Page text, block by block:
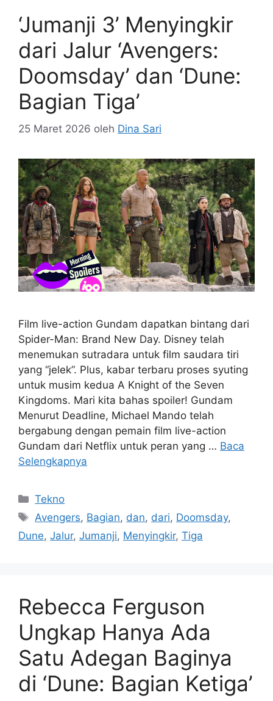
‘Jumanji 3’ Menyingkir
dari Jalur ‘Avengers:
Doomsday’ dan ‘Dune:
Bagian Tiga’
25 Maret 2026 oleh Dina Sari
Film live-action Gundam dapatkan bintang dari
Spider-Man: Brand New Day. Disney telah
menemukan sutradara untuk film saudara tiri
yang “jelek”. Plus, kabar terbaru proses syuting
untuk musim kedua A Knight of the Seven
Kingdoms. Mari kita bahas spoiler! Gundam
Menurut Deadline, Michael Mando telah
bergabung dengan pemain film live-action
Gundam dari Netflix untuk peran yang … Baca
Selengkapnya
Kategori
Tekno
Tag
Avengers, Bagian, dan, dari, Doomsday,
Dune, Jalur, Jumanji, Menyingkir, Tiga
Rebecca Ferguson
Ungkap Hanya Ada
Satu Adegan Baginya
di ‘Dune: Bagian Ketiga’